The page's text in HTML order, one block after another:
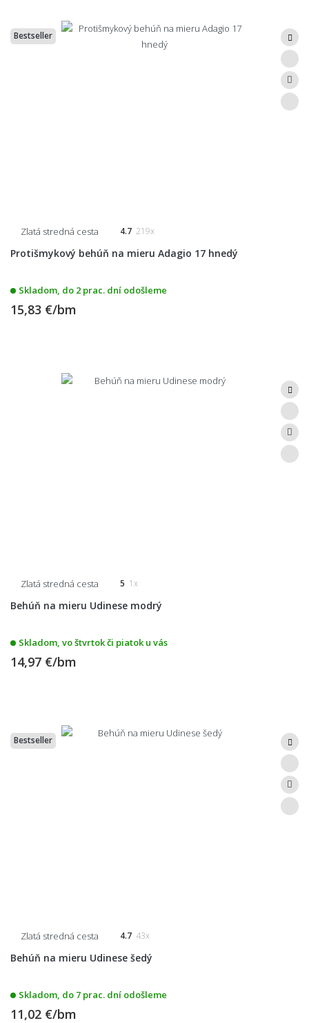
Bestseller
Zlatá stredná cesta 4.7 219x
Protišmykový behúň na mieru Adagio 17 hnedý
Skladom, do 2 prac. dní odošleme
15,83 €/bm
Zlatá stredná cesta 5 1x
Behúň na mieru Udinese modrý
Skladom, vo štvrtok či piatok u vás
14,97 €/bm
Bestseller
Zlatá stredná cesta 4.7 43x
Behúň na mieru Udinese šedý
Skladom, do 7 prac. dní odošleme
11,02 €/bm